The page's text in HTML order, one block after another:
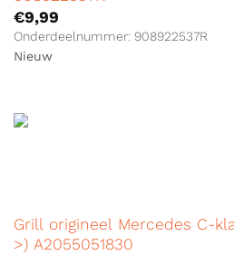
€9,99
Onderdeelnummer: 908922537R
Nieuw
Grill origineel Mercedes C-
>) A2055051830